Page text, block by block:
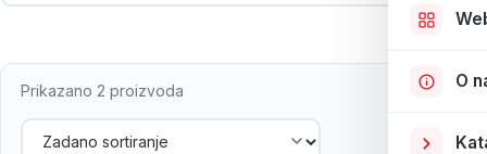
O
Prikazano 2 proizvoda